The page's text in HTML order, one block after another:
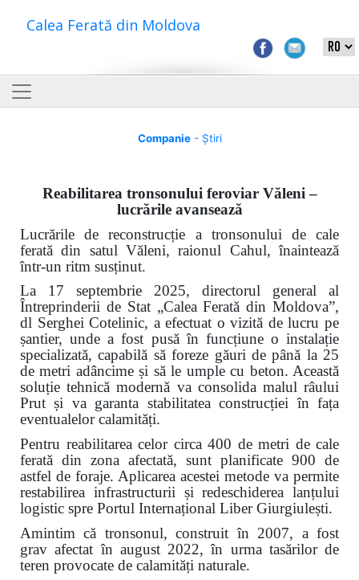
Calea Ferată din Moldova
Companie- Știri
Reabilitarea tronsonului feroviar Văleni –
lucrările avansează
Lucrările de reconstrucție a tronsonului de cale
ferată din satul Văleni, raionul Cahul, înaintează
într-un ritm susținut.
La 17 septembrie 2025, directorul general al
Întreprinderii de Stat „Calea Ferată din Moldova”,
dl Serghei Cotelinic, a efectuat o vizită de lucru pe
șantier, unde a fost pusă în funcțiune o instalație
specializată, capabilă să foreze găuri de până la 25
de metri adâncime și să le umple cu beton. Această
soluție tehnică modernă va consolida malul râului
Prut și va garanta stabilitatea construcției în fața
eventualelor calamități.
Pentru reabilitarea celor circa 400 de metri de cale
ferată din zona afectată, sunt planificate 900 de
astfel de foraje. Aplicarea acestei metode va permite
restabilirea infrastructurii și redeschiderea lanțului
logistic spre Portul Internațional Liber Giurgiulești.
Amintim că tronsonul, construit în 2007, a fost
grav afectat în august 2022, în urma tasărilor de
teren provocate de calamități naturale.